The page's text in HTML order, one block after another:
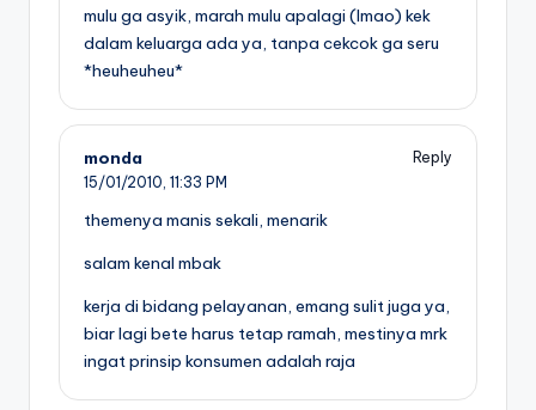
mulu ga asyik, marah mulu apalagi (lmao) kek
dalam keluarga ada ya, tanpa cekcok ga seru
*heuheuheu*
monda
Reply
15/01/2010, 11:33 PM
themenya manis sekali, menarik
salam kenal mbak
kerja di bidang pelayanan, emang sulit juga ya,
biar lagi bete harus tetap ramah, mestinya mrk
ingat prinsip konsumen adalah raja